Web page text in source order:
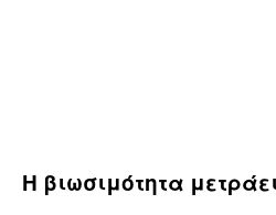
Η βιωσιμότητα